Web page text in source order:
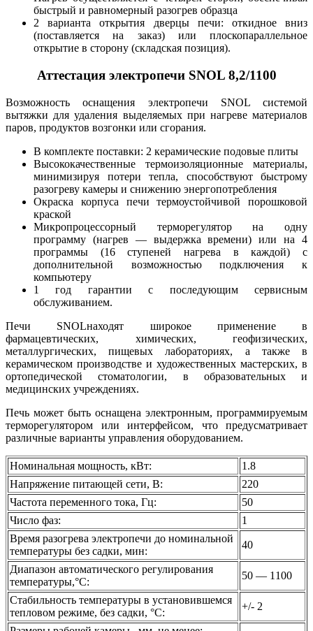
быстрый и равномерный разогрев образца
2 варианта открытия дверцы печи: откидное вниз
(поставляется на заказ) или плоскопараллельное
открытие в сторону (складская позиция).
Аттестация электропечи SNOL 8,2/1100
Возможность оснащения электропечи SNOL системой
вытяжки для удаления выделяемых при нагреве материалов
паров, продуктов возгонки или сгорания.
В комплекте поставки: 2 керамические подовые плиты
Высококачественные термоизоляционные материалы,
минимизируя потери тепла, способствуют быстрому
разогреву камеры и снижению энергопотребления
Окраска корпуса печи термоустойчивой порошковой
краской
Микропроцессорный терморегулятор на одну
программу (нагрев — выдержка времени) или на 4
программы (16 ступеней нагрева в каждой) с
дополнительной возможностью подключения к
компьютеру
1 год гарантии с последующим сервисным
обслуживанием.
Печи SNOLнаходят широкое применение в
фармацевтических, химических, геофизических,
металлургических, пищевых лабораториях, а также в
керамическом производстве и художественных мастерских, в
ортопедической стоматологии, в образовательных и
медицинских учреждениях.
Печь может быть оснащена электронным, программируемым
терморегулятором или интерфейсом, что предусматривает
различные варианты управления оборудованием.
Номинальная мощность, кВт:
1.8
Напряжение питающей сети, В:
220
Частота переменного тока, Гц:
50
Число фаз:
1
Время разогрева электропечи до номинальной
температуры без садки, мин:
40
Диапазон автоматического регулирования
температуры,°С:
50 — 1100
Стабильность температуры в установившемся
тепловом режиме, без садки, °С:
+/- 2